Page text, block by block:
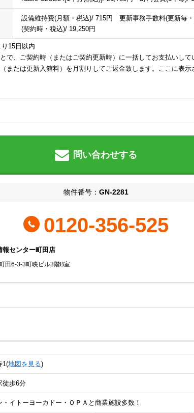
設備維持費(月額・税込)/ 715円 更新事務手数料(更新
(契約時・税込)/ 19,250円
15日以内
で、ご契約時（またはご契約更新時）に一括してお支払いし
または更新入館料）を月割りしてご返金致します。ここに表
問い合わせする
物件番号： GN-2281
0120-356-525
報センター町田店
田6-3-3町映ビル3階B室
1(地図を見る)
徒歩6分
イトーヨーカドー・ＯＰＡと商業施設多数！